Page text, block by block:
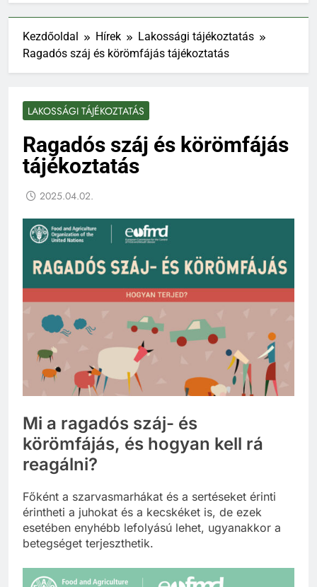
Kezdőoldal Hírek
Lakossági tájékoztatás
Ragadós száj és körömfájás tájékoztatás
LAKOSSÁGI TÁJÉKOZTATÁS
Ragadós száj és körömfájás
tájékoztatás
2025.04.02.
Mi a ragadós száj- és
körömfájás, és hogyan kell rá
reagálni?
Főként a szarvasmarhákat és a sertéseket érinti
érintheti a juhokat és a kecskéket is, de ezek
esetében enyhébb lefolyású lehet, ugyanakkor a
betegséget terjeszthetik.